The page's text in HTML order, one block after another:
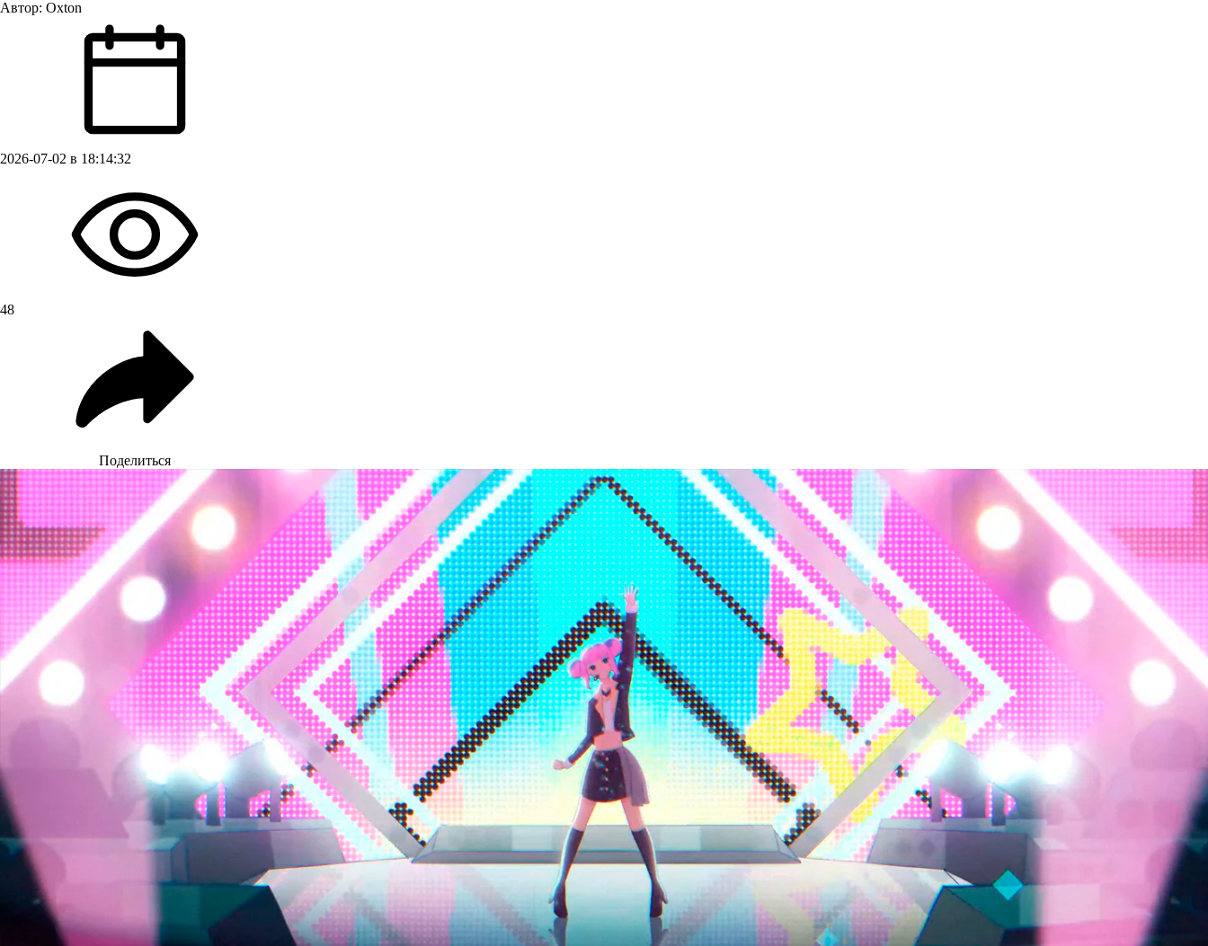
Автор: Oxton
2026-07-02 в 18:14:32
48
Поделиться